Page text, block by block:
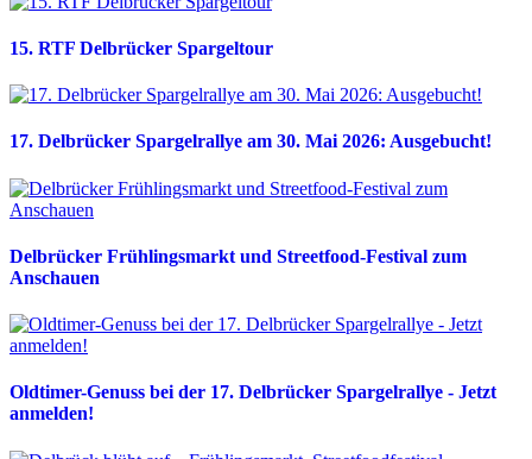
15. RTF Delbrücker Spargeltour
17. Delbrücker Spargelrallye am 30. Mai 2026: Ausgebucht!
Delbrücker Frühlingsmarkt und Streetfood-Festival zum
Anschauen
Oldtimer-Genuss bei der 17. Delbrücker Spargelrallye - Jetzt
anmelden!